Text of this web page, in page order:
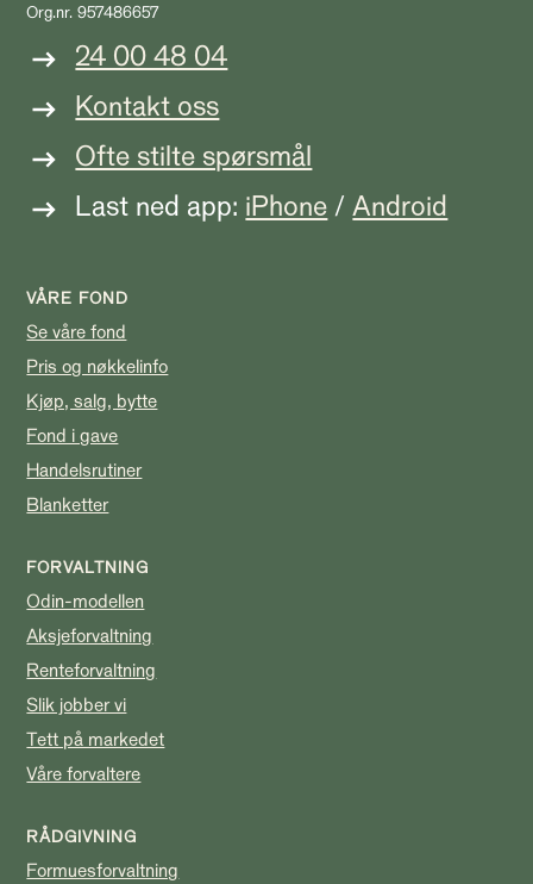
Org.nr. 957486657
24 00 48 04
Kontakt oss
Ofte stilte spørsmål
Last ned app: iPhone /Android
VÅRE FOND
Se våre fond
Pris og nøkkelinfo
Kjøp, salg, bytte
Fond i gave
Handelsrutiner
Blanketter
FORVALTNING
Odin-modellen
Aksjeforvaltning
Renteforvaltning
Slik jobber vi
Tett på markedet
Våre forvaltere
RÅDGIVNING
Formuesforvaltning